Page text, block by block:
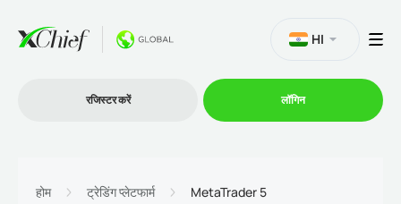
HI
रजिस्टर करें लॉगिन
होम ट्रेडिंग प्लेटफार्म MetaTrader 5